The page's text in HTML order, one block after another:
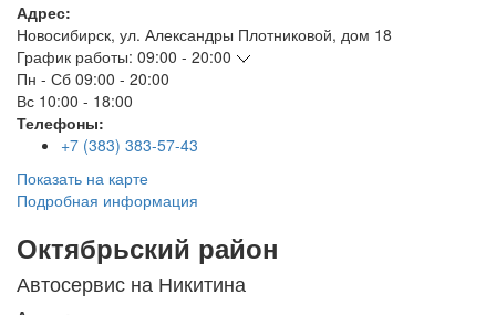
Адрес:
Новосибирск, ул. Александры Плотниковой, дом 18
График работы: 09:00 - 20:00
Пн - Сб 09:00 - 20:00
Вс 10:00 - 18:00
Телефоны:
+7 (383) 383-57-43
Показать на карте
Подробная информация
Октябрьский район
Автосервис на Никитина